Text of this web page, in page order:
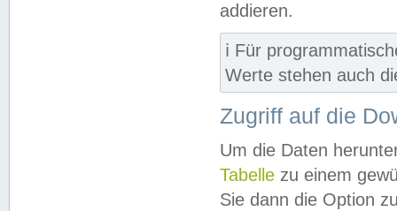
addieren.
ℹ️ Für
Werte stehen auch
Zugriff auf die
Um die Daten
Tabelle zu einem
Sie dann die Option